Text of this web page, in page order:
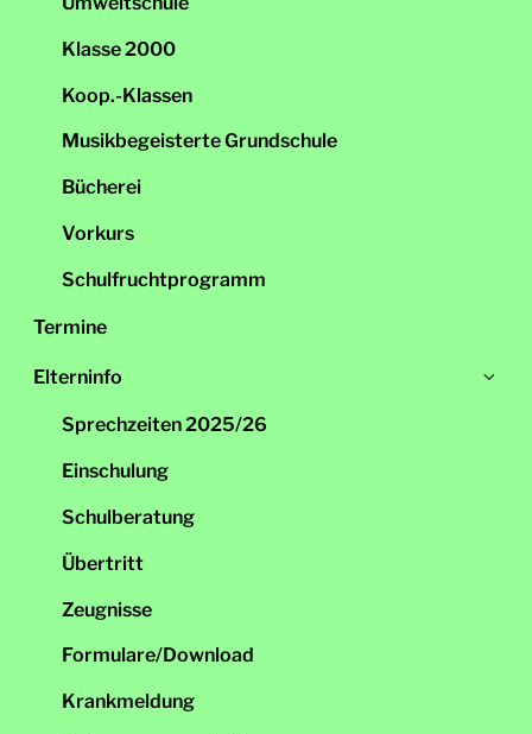
Klasse 2000
Koop.-Klassen
Musikbegeisterte Grundschule
Bücherei
Vorkurs
Schulfruchtprogramm
Termine
Elterninfo
Sprechzeiten 2025/26
Einschulung
Schulberatung
Übertritt
Zeugnisse
Formulare/Download
Krankmeldung